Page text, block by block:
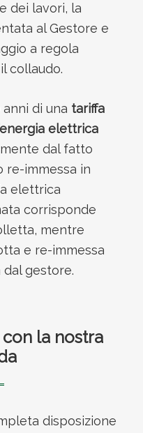
dei lavori, la
al Gestore e
a regola
collaudo.
anni di una tariffa
elettrica
dal fatto
re-immessa in
elettrica
corrisponde
mentre
e re-immessa
gestore.
la nostra
disposizione